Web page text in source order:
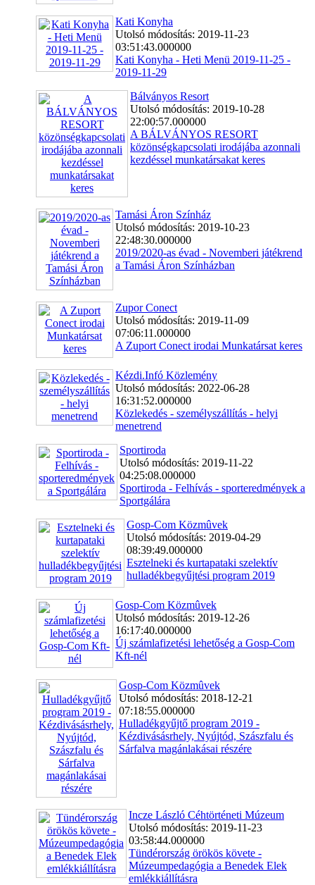
Kati Konyha
Utolsó módosítás: 2019-11-23
03:51:43.000000
Kati Konyha - Heti Menü 2019-11-25 -
2019-11-29
Bálványos Resort
Utolsó módosítás: 2019-10-28
22:00:57.000000
A BÁLVÁNYOS RESORT
közönségkapcsolati irodájába azonnali
kezdéssel munkatársakat keres
Tamási Áron Színház
Utolsó módosítás: 2019-10-23
22:48:30.000000
2019/2020-as évad - Novemberi játékrend
a Tamási Áron Színházban
Zupor Conect
Utolsó módosítás: 2019-11-09
07:06:11.000000
A Zuport Conect irodai Munkatársat keres
Kézdi.Infó Közlemény
Utolsó módosítás: 2022-06-28
16:31:52.000000
Közlekedés - személyszállítás - helyi
menetrend
Sportiroda
Utolsó módosítás: 2019-11-22
04:25:08.000000
Sportiroda - Felhívás - sporteredmények a
Sportgálára
Gosp-Com Közmûvek
Utolsó módosítás: 2019-04-29
08:39:49.000000
Esztelneki és kurtapataki szelektív
hulladékbegyűjtési program 2019
Gosp-Com Közmûvek
Utolsó módosítás: 2019-12-26
16:17:40.000000
Új számlafizetési lehetőség a Gosp-Com
Kft-nél
Gosp-Com Közmûvek
Utolsó módosítás: 2018-12-21
07:18:55.000000
Hulladékgyűjtő program 2019 -
Kézdivásásrhely, Nyújtód, Szászfalu és
Sárfalva magánlakásai részére
Incze László Céhtörténeti Múzeum
Utolsó módosítás: 2019-11-23
03:58:44.000000
Tündérország örökös követe -
Múzeumpedagógia a Benedek Elek
emlékkiállításra